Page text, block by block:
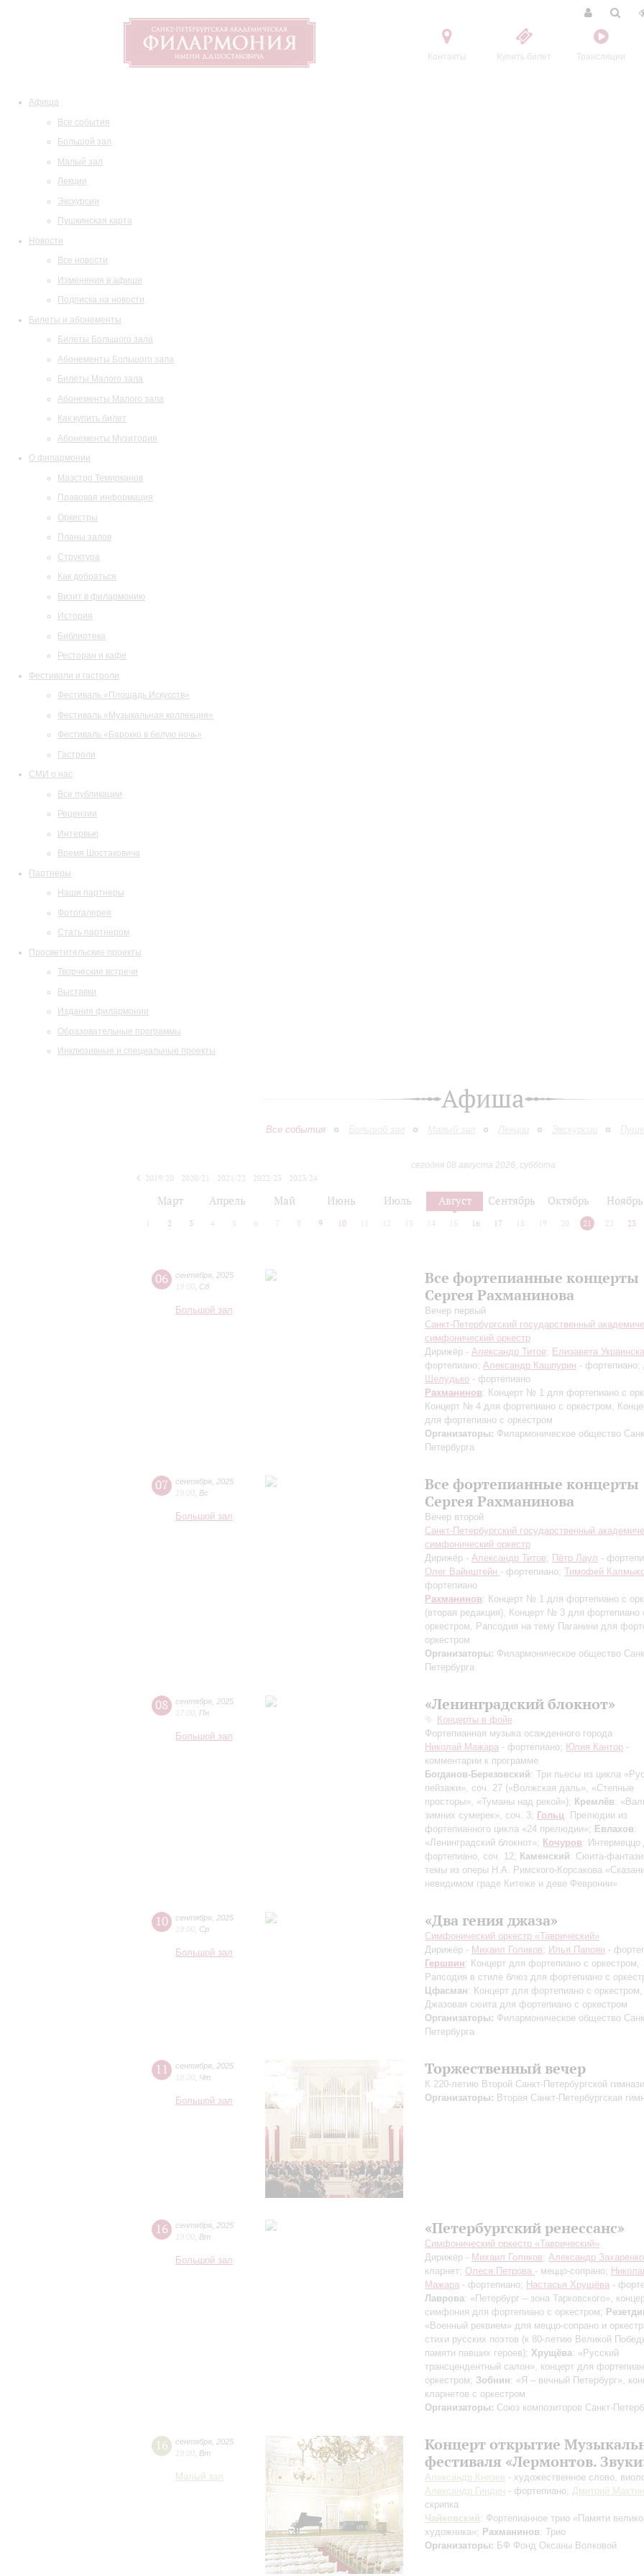
Контакты Купить билет Трансляции
Афиша
Все события
Большой зал
Малый зал
Лекции
Экскурсии
Пушкинская карта
Новости
Все новости
Изменения в афише
Подписка на новости
Билеты и абонементы
Билеты Большого зала
Абонементы Большого зала
Билеты Малого зала
Абонементы Малого зала
Как купить билет
Абонементы Музитория
О филармонии
Маэстро Темирканов
Правовая информация
Оркестры
Планы залов
Структура
Как добраться
Визит в филармонию
История
Библиотека
Ресторан и кафе
Фестивали и гастроли
Фестиваль «Площадь Искусств»
Фестиваль «Музыкальная коллекция»
Фестиваль «Барокко в белую ночь»
Гастроли
СМИ о нас
Все публикации
Рецензии
Интервью
Время Шостаковича
Партнеры
Наши партнеры
Фотогалерея
Стать партнером
Просветительские проекты
Творческие встречи
Выставки
Издания филармонии
Образовательные программы
Инклюзивные и специальные проекты
Афиша
Все события Большой зал Малый зал Лекции Экскурсии
сегодня 08 августа 2026, суббота
2019/20
2020/21 2021/22 2022/23
2023/24
Март Апрель Май Июнь Июль Август Сентябрь Октябрь Ноябрь
2 3 4 5 6 7 8 9 10 12 13 14 15 16 17 18 19 20 21 22 23
06 сентября 2025
19:00 Сб
Большой зал
Все фортепианные концерты
Сергея Рахманинова
Вечер первый
Санкт-Петербургский государственный
симфонический оркестр
Дирижёр - Александр Титов; Елизавета
фортепиано; Александр Кашпурин - фортепиано;
Шелудько - фортепиано
Рахманинов: Концерт № 1 для фортепиано с
Концерт № 4 для фортепиано с оркестром,
для фортепиано с оркестром
Организаторы: Филармоническое общество
Петербурга
07 сентября 2025
19:00 Вс
Большой зал
Все фортепианные концерты
Сергея Рахманинова
Вечер второй
Санкт-Петербургский государственный
симфонический оркестр
Дирижёр - Александр Титов; Пётр Лаул -
Олег Вайнштейн - фортепиано; Тимофей
фортепиано
Рахманинов: Концерт № 1 для фортепиано с
(вторая редакция), Концерт № 3 для фортепиано
оркестром, Рапсодия на тему Паганини для
оркестром
Организаторы: Филармоническое общество
Петербурга
08 сентября 2025
17:00 Пн
Большой зал
«Ленинградский блокнот»
Концерты в фойе
Фортепианная музыка осажденного города
Николай Мажара - фортепиано; Юлия Кантор -
комментарии к программе
Богданов-Березовский: Три пьесы из цикла
пейзажи», соч. 27 («Волжская даль», «Степные
просторы», «Туманы над рекой»); Кремлёв:
зимних сумерек», соч. 3; Гольц: Прелюдии из
фортепианного цикла «24 прелюдии»; Евлахов:
«Ленинградский блокнот»; Кочуров: Интермеццо
фортепиано, соч. 12; Каменский: Сюита-
темы из оперы Н.А. Римского-Корсакова
невидимом граде Китеже и деве Февронии»
10 сентября 2025
19:00 Ср
Большой зал
«Два гения джаза»
Симфонический оркестр «Таврический»
Дирижёр - Михаил Голиков; Илья Папоян -
Гершвин: Концерт для фортепиано с оркестром,
Рапсодия в стиле блюз для фортепиано с
Цфасман: Концерт для фортепиано с оркестром,
Джазовая сюита для фортепиано с оркестром
Организаторы: Филармоническое общество
Петербурга
11 сентября 2025
18:00 Чт
Большой зал
Торжественный вечер
К 220-летию Второй Санкт-Петербургской
Организаторы: Вторая Санкт-Петербургская
16 сентября 2025
19:00 Вт
Большой зал
«Петербургский ренессанс»
Симфонический оркестр «Таврический»
Дирижёр - Михаил Голиков; Александр Захаренко
кларнет; Олеся Петрова - меццо-сопрано;
Мажара - фортепиано; Настасья Хрущёва -
Лаврова: «Петербург – зона Тарковского»,
симфония для фортепиано с оркестром;
«Военный реквием» для меццо-сопрано и
стихи русских поэтов (к 80-летию Великой
памяти павших героев); Хрущёва: «Русский
трансцендентный салон», концерт для
оркестром; Зобнин: «Я – вечный Петербург»,
кларнетов с оркестром
Организаторы: Союз композиторов Санкт-
16 сентября 2025
19:00 Вт
Малый зал
Концерт открытие
фестиваля «Лермонтов.
Александр Князев - художественное слово,
Александр Гиндин - фортепиано; Дмитрий Махтин
скрипка
Чайковский: Фортепианное трио «Памяти
художника»; Рахманинов: Трио
Организаторы: БФ Фонд Оксаны Волковой